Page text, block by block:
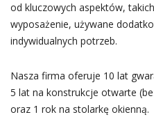
od kluczowych aspektów,
wyposażenie, używane
indywidualnych potrzeb.
Nasza firma oferuje 10 lat
5 lat na konstrukcje otwarte
oraz 1 rok na stolarkę okienną.